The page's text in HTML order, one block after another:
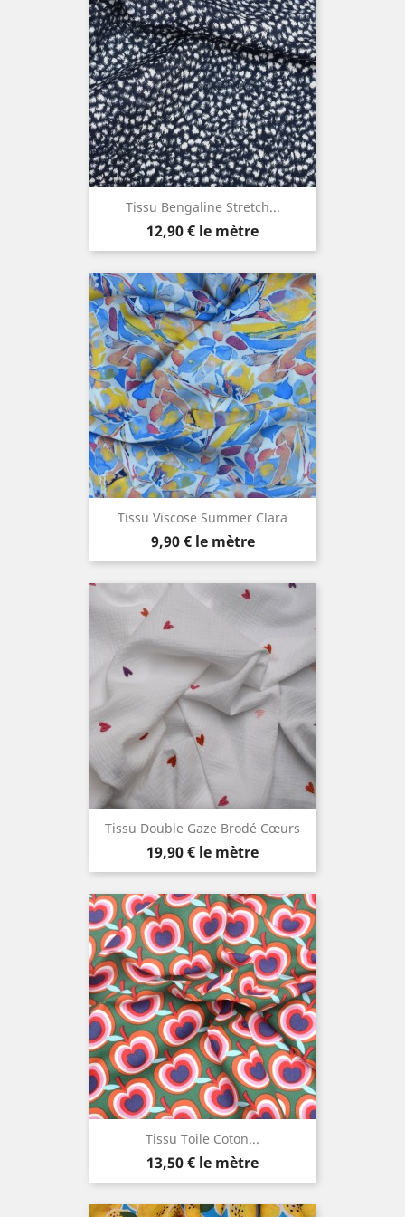
Tissu Bengaline Stretch...
Prix
12,90 € le mètre
Tissu Viscose Summer Clara
Prix
9,90 € le mètre
Tissu Double Gaze Brodé Cœurs
Prix
19,90 € le mètre
Tissu Toile Coton...
Prix
13,50 € le mètre